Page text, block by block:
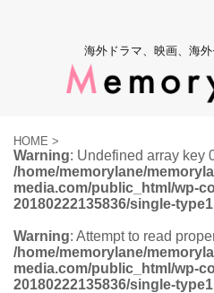
海外ドラマ、映画、海
HOME >
Warning: Undefined array key
/home/memorylane/
media.com/public_html/wp-
20180222135836/single-
Warning: Attempt to read
/home/memorylane/
media.com/public_html/wp-
20180222135836/single-